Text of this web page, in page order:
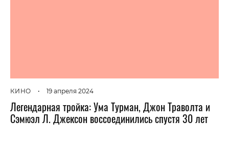
КИНО • 19 апреля 2024
Легендарная тройка: Ума Турман, Джон Траволта и
Сэмюэл Л. Джексон воссоединились спустя 30 лет